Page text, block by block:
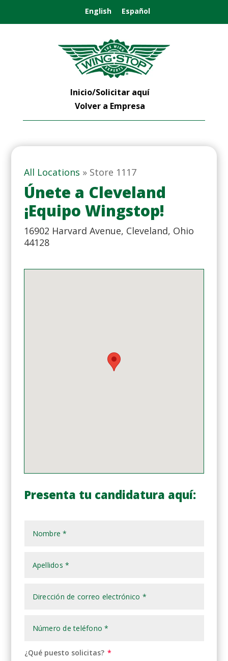
English Español
Inicio/Solicitar aquí
Volver a Empresa
All Locations » Store 1117
Únete a Cleveland
¡Equipo Wingstop!
16902 Harvard Avenue, Cleveland, Ohio
44128
Presenta tu candidatura aquí:
¿Qué puesto solicitas?